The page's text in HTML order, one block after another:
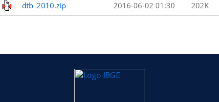
dtb_2010.zip 2016-06-02 01:30 202K